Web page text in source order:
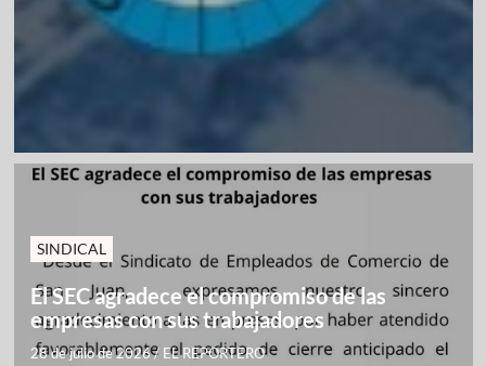
SINDICAL
El SEC agradece el compromiso de las
empresas con sus trabajadores
28 de julio de 2026/ EL REPORTERO